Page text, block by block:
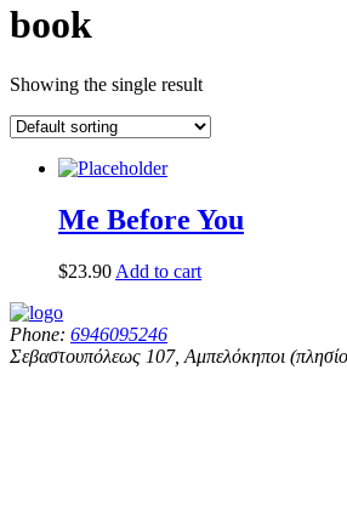
book
Showing the single result
Me Before You
$23.90 Add to cart
Phone: 6946095246
Σεβαστουπόλεως 107, Αμπελόκηποι